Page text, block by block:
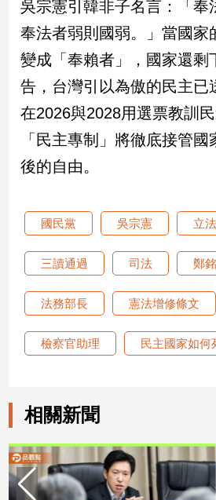
娛
樂
樂
星
聞
行/
星
生
活
建
設
旅
遊/
美
吳宗憲引韓非子名言：「奉
奉法者弱則國弱。」當國家
變成「奉賴者」，國家還剩
告，台灣引以為傲的民主已
在2026與2028用選票教訓
「民主專制」將徹底接管
後的自由。
國民黨 吳宗憲 立
三讀通過 司法 鄭
法務部長 憲法增修條文
檢察官助理 民主國家如何
相關新聞